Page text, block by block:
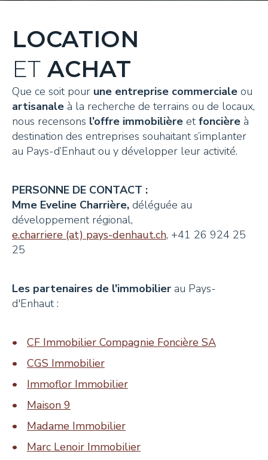
LOCATION
ETACHAT
Que ce soit pour une entreprise commerciale ou
artisanale à la recherche de terrains ou de locaux,
nous recensons l’offre immobilière et foncière à
destination des entreprises souhaitant s’implanter
au Pays-d’Enhaut ou y développer leur activité.
PERSONNE DE CONTACT :
Mme Eveline Charrière, déléguée au
développement régional,
e.charriere (at) pays-denhaut.ch, +41 26 924 25
25
Les partenaires de l'immobilier au Pays-
d'Enhaut :
CF Immobilier Compagnie Foncière SA
CGS Immobilier
Immoflor Immobilier
Maison 9
Madame Immobilier
Marc Lenoir Immobilier